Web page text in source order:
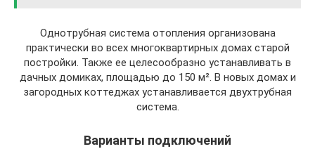
Однотрубная система отопления организована
практически во всех многоквартирных домах старой
постройки. Также ее целесообразно устанавливать в
дачных домиках, площадью до 150 м². В новых домах и
загородных коттеджах устанавливается двухтрубная
система.
Варианты подключений